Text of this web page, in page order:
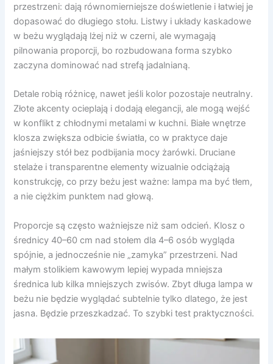
przestrzeni: dają równomierniejsze doświetlenie i łatwiej je
dopasować do długiego stołu. Listwy i układy kaskadowe
w beżu wyglądają lżej niż w czerni, ale wymagają
pilnowania proporcji, bo rozbudowana forma szybko
zaczyna dominować nad strefą jadalnianą.
Detale robią różnicę, nawet jeśli kolor pozostaje neutralny.
Złote akcenty ocieplają i dodają elegancji, ale mogą wejść
w konflikt z chłodnymi metalami w kuchni. Białe wnętrze
klosza zwiększa odbicie światła, co w praktyce daje
jaśniejszy stół bez podbijania mocy żarówki. Druciane
stelaże i transparentne elementy wizualnie odciążają
konstrukcję, co przy beżu jest ważne: lampa ma być tłem,
a nie ciężkim punktem nad głową.
Proporcje są często ważniejsze niż sam odcień. Klosz o
średnicy 40–60 cm nad stołem dla 4–6 osób wygląda
spójnie, a jednocześnie nie „zamyka” przestrzeni. Nad
małym stolikiem kawowym lepiej wypada mniejsza
średnica lub kilka mniejszych zwisów. Zbyt długa lampa w
beżu nie będzie wyglądać subtelnie tylko dlatego, że jest
jasna. Będzie przeszkadzać. To szybki test praktyczności.